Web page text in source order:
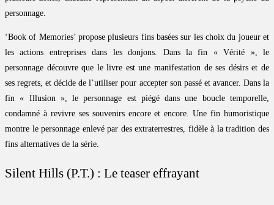
personnage.
‘Book of Memories’ propose plusieurs fins basées sur les choix du joueur et
les actions entreprises dans les donjons. Dans la fin « Vérité », le
personnage découvre que le livre est une manifestation de ses désirs et de
ses regrets, et décide de l’utiliser pour accepter son passé et avancer. Dans la
fin « Illusion », le personnage est piégé dans une boucle temporelle,
condamné à revivre ses souvenirs encore et encore. Une fin humoristique
montre le personnage enlevé par des extraterrestres, fidèle à la tradition des
fins alternatives de la série.
Silent Hills (P.T.) : Le teaser effrayant